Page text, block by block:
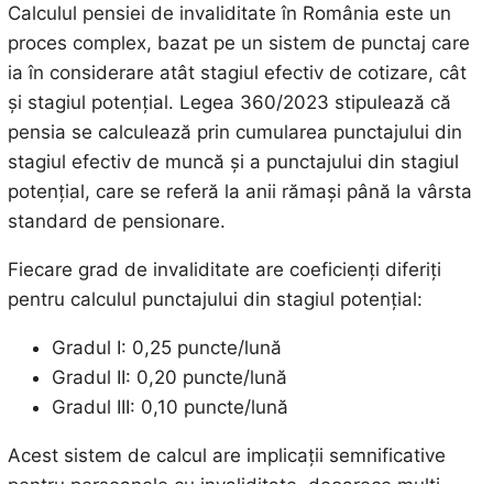
Calculul pensiei de invaliditate în România este un
proces complex, bazat pe un sistem de punctaj care
ia în considerare atât stagiul efectiv de cotizare, cât
și stagiul potențial. Legea 360/2023 stipulează că
pensia se calculează prin cumularea punctajului din
stagiul efectiv de muncă și a punctajului din stagiul
potențial, care se referă la anii rămași până la vârsta
standard de pensionare.
Fiecare grad de invaliditate are coeficienți diferiți
pentru calculul punctajului din stagiul potențial:
Gradul I: 0,25 puncte/lună
Gradul II: 0,20 puncte/lună
Gradul III: 0,10 puncte/lună
Acest sistem de calcul are implicații semnificative